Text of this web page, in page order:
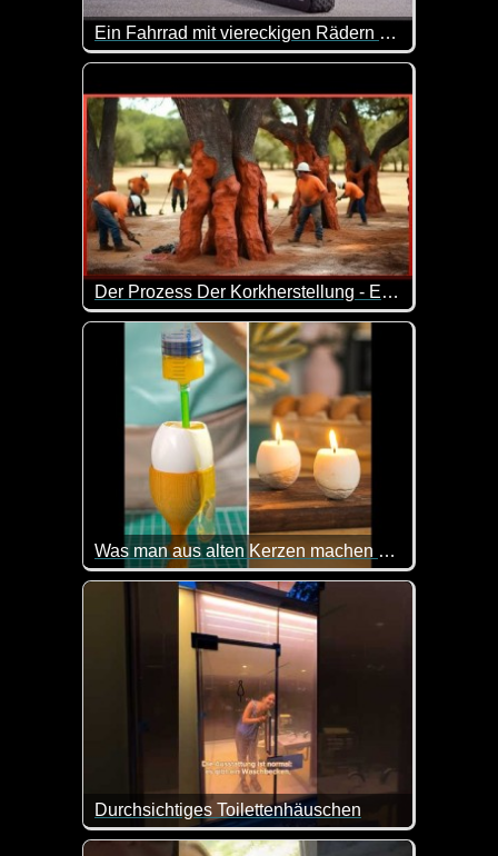
Ein Fahrrad mit viereckigen Rädern und andere verrückte Ideen, die funktioniert haben
Hast du jemals von einem Fahrrad mit eckigen
Der Prozess Der Korkherstellung - Ernte Von Millionen Bäumen Um Tonnen Von Kork Zu Produzieren
Solche Herstellungsprozesse finde ich immer
Was man aus alten Kerzen machen kann
Wenn man Zeit und Muße hat, ist das doch eine
Durchsichtiges Toilettenhäuschen
Da muss man sich doch mal wieder fragen,